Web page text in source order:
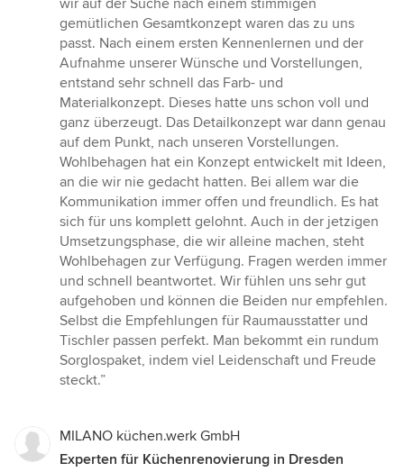
Sternen
wir auf der Suche nach einem stimmigen
gemütlichen Gesamtkonzept waren das zu uns
passt. Nach einem ersten Kennenlernen und der
Aufnahme unserer Wünsche und Vorstellungen,
entstand sehr schnell das Farb- und
Materialkonzept. Dieses hatte uns schon voll und
ganz überzeugt. Das Detailkonzept war dann genau
auf dem Punkt, nach unseren Vorstellungen.
Wohlbehagen hat ein Konzept entwickelt mit Ideen,
an die wir nie gedacht hatten. Bei allem war die
Kommunikation immer offen und freundlich. Es hat
sich für uns komplett gelohnt. Auch in der jetzigen
Umsetzungsphase, die wir alleine machen, steht
Wohlbehagen zur Verfügung. Fragen werden immer
und schnell beantwortet. Wir fühlen uns sehr gut
aufgehoben und können die Beiden nur empfehlen.
Selbst die Empfehlungen für Raumausstatter und
Tischler passen perfekt. Man bekommt ein rundum
Sorglospaket, indem viel Leidenschaft und Freude
steckt.”
MILANO küchen.werk GmbH
Experten für Küchenrenovierung in Dresden